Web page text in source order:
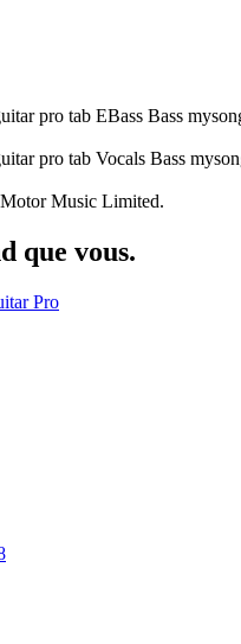
Music Limited.
que vous.
Pro